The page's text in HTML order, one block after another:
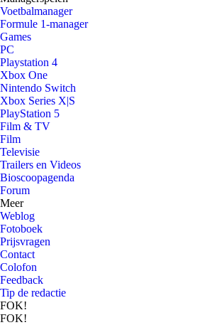
Voetbalmanager
Formule 1-manager
Games
PC
Playstation 4
Xbox One
Nintendo Switch
Xbox Series X|S
PlayStation 5
Film & TV
Film
Televisie
Trailers en Videos
Bioscoopagenda
Forum
Meer
Weblog
Fotoboek
Prijsvragen
Contact
Colofon
Feedback
Tip de redactie
FOK!
FOK!